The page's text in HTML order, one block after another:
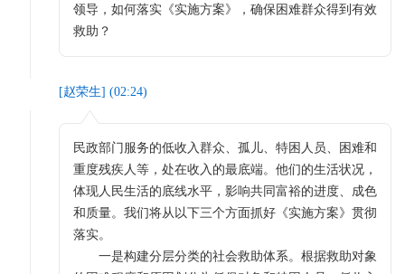
领导，如何落实《实施方案》，确保困难群众得到有效
救助？
[赵荣生] (02:24)
民政部门服务的低收入群众、孤儿、特困人员、困难和
重度残疾人等，处在收入的最底端。他们的生活状况，
体现人民生活的底线水平，影响共同富裕的进度、成色
和质量。我们将从以下三个方面抓好《实施方案》贯彻
落实。
一是构建分层分类的社会救助体系。根据救助对象